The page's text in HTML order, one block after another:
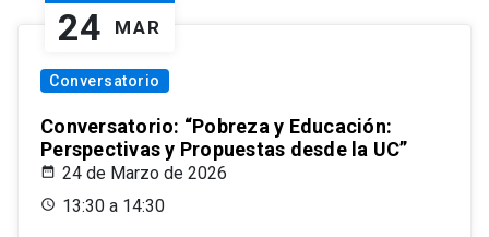
24 MAR
Conversatorio
Conversatorio: “Pobreza y Educación:
Perspectivas y Propuestas desde la UC”
24 de Marzo de 2026
13:30 a 14:30